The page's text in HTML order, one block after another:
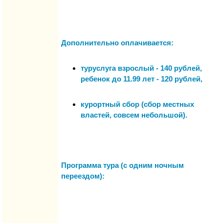
Дополнительно оплачивается:
туруслуга взрослый - 140 рублей,
ребенок до 11.99 лет - 120 рублей,
курортный сбор (сбор местных
властей, совсем небольшой).
Программа тура (с одним ночным
переездом):